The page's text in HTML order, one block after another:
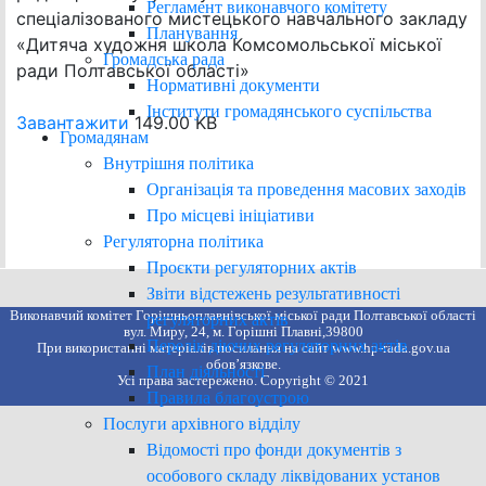
Регламент виконавчого комітету
Планування
Громадська рада
Нормативні документи
Інститути громадянського суспільства
Громадянам
Внутрішня політика
Організація та проведення масових заходів
Про місцеві ініціативи
Регуляторна політика
Проєкти регуляторних актів
Звіти відстежень результативності
регуляторних актів
Перелік діючих регуляторних актів
План діяльності
Правила благоустрою
Послуги архівного відділу
Відомості про фонди документів з
особового складу ліквідованих установ
спеціалізованого мистецького навчального закладу
«Дитяча художня школа Комсомольської міської
ради Полтавської області»
Завантажити 149.00 KB
Виконавчий комітет Горішньоплавнівської міської ради Полтавської області
вул. Миру, 24, м. Горішні Плавні,39800
При використанні матеріалів посилання на сайт www.hp-rada.gov.ua
обов’язкове.
Усі права застережено. Copyright © 2021